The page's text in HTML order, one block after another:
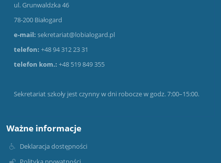
ul. Grunwaldzka 46
78-200 Białogard
e-mail: sekretariat@lobialogard.pl
telefon: +48 94 312 23 31
telefon kom.:+48 519 849 355
Sekretariat szkoły jest czynny w dni robocze w godz. 7:00–15:00.
Ważne informacje
Deklaracja dostępności